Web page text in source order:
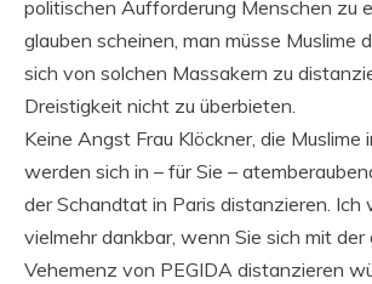
politischen Aufforderung Menschen zu
glauben scheinen, man müsse Muslime
sich von solchen Massakern zu
Dreistigkeit nicht zu überbieten.
Keine Angst Frau Klöckner, die Muslime
werden sich in – für Sie –
der Schandtat in Paris distanzieren. Ich
vielmehr dankbar, wenn Sie sich mit der
Vehemenz von PEGIDA distanzieren